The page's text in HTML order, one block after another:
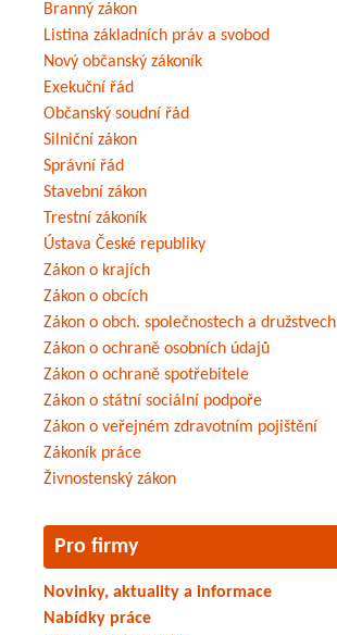
Branný zákon
Listina základních práv a svobod
Nový občanský zákoník
Exekuční řád
Občanský soudní řád
Silniční zákon
Správní řád
Stavební zákon
Trestní zákoník
Ústava České republiky
Zákon o krajích
Zákon o obcích
Zákon o obch. společnostech a družstvech
Zákon o ochraně osobních údajů
Zákon o ochraně spotřebitele
Zákon o státní sociální podpoře
Zákon o veřejném zdravotním pojištění
Zákoník práce
Živnostenský zákon
Pro firmy
Novinky, aktuality a informace
Nabídky práce